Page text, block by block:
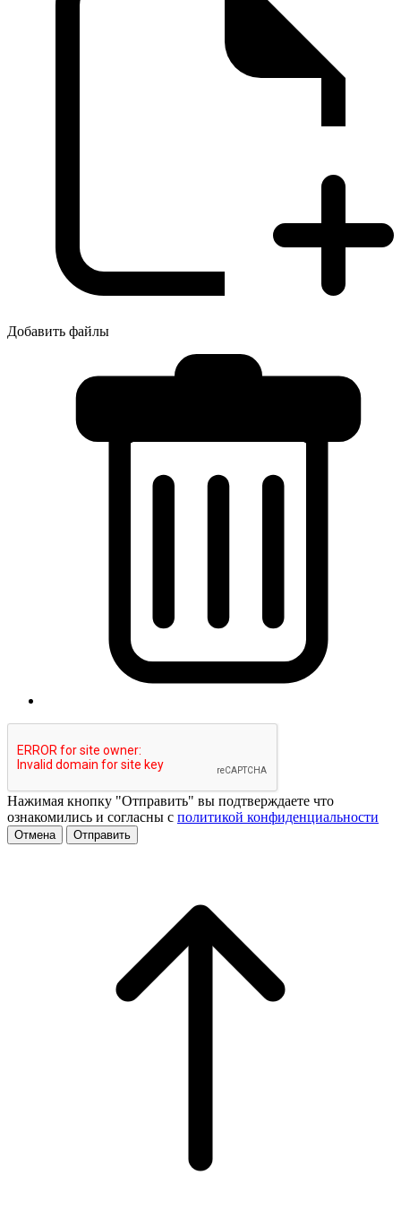
Добавить файлы
Нажимая кнопку "Отправить" вы подтверждаете что
ознакомились и согласны с политикой конфиденциальности
Отмена Отправить